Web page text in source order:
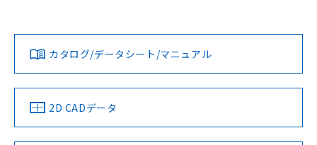
ダウンロードデータをご利用いただく前に、以下を必ずお読
みください。
ソフトウェアの使用条件
対応済み
中国 RoHS 注意事項・凡例
LR型式承認
（イギリス
船舶規格）
DNV型式承認
（ノルウェー
BV型式承認
（フランス
KR型式
（韓国
Yes No No No
カタログ/データシート/マニュアル
2D CADデータ